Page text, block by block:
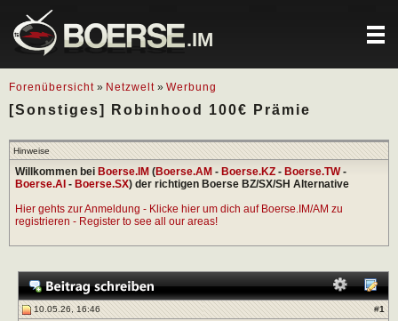
.IM
Forenübersicht » Netzwelt » Werbung
[Sonstiges] Robinhood 100€ Prämie
Hinweise
Willkommen bei Boerse.IM (Boerse.AM - Boerse.KZ - Boerse.TW-
Boerse.AI - Boerse.SX) der richtigen Boerse BZ/SX/SH Alternative
Hier gehts zur Anmeldung - Klicke hier um dich auf Boerse.IM/AM zu
registrieren - Register to see all our areas!
10.05.26, 16:46 #1